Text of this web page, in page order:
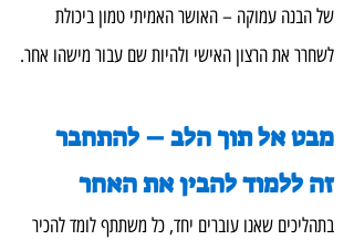
של הבנה עמוקה – האושר האמיתי טמון ביכולת
לשחרר את הרצון האישי ולהיות שם עבור מישהו אחר.
מבט אל תוך הלב – להתחבר
זה ללמוד להבין את האחר
בתהליכים שאנו עוברים יחד, כל משתתף לומד להכיר